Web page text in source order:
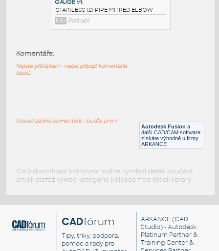
F3D Potrubí
F3D Potrubí
STAINLESS I.D. PIPE MITRED ELBOW
Autodesk Fusion a
další CAD/CAM software
získáte výhodně u firmy
ARKANCE
Komentáře:
Nejste přihlášeni - nelze připojit komentáře
bloků
Dosud žádné komentáře - buďte první
CAD download: knihovna rodina symbol detail součást
prvek stafáž výkres kategorie kolekce free block library
CADfórum
Tipy, triky, podpora,
pomoc a rady pro
ARKANCE (CAD
Studio) - Autodesk
Platinum Partner &
Training Center &